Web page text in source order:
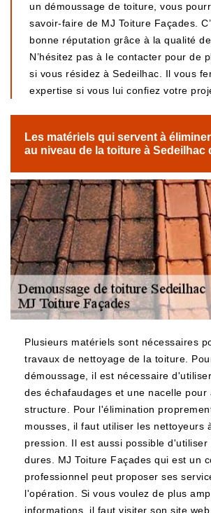
un démoussage de toiture, vous
savoir-faire de MJ Toiture Façades.
bonne réputation grâce à la qualité
N’hésitez pas à le contacter pour de
si vous résidez à Sedeilhac. Il vous
expertise si vous lui confiez votre
Les matériels qui servent à
au niveau de la toiture à Sedeilhac
Plusieurs matériels sont nécessaires
travaux de nettoyage de la toiture.
démoussage, il est nécessaire
des échafaudages et une nacelle pour
structure. Pour l'élimination
mousses, il faut utiliser les nettoyeurs
pression. Il est aussi possible d'utiliser
dures. MJ Toiture Façades qui est un
professionnel peut proposer ses
l'opération. Si vous voulez de plus
informations, il faut visiter son site web.